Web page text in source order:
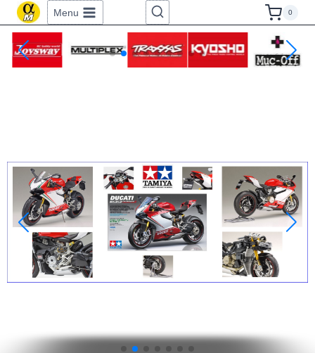
Menu 0